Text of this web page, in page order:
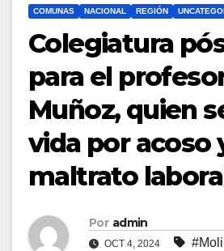
COMUNAS NACIONAL REGIÓN
Colegiatura
para el
Muñoz, quien
vida por acoso
maltrato
Por admin
OCT 4, 2024